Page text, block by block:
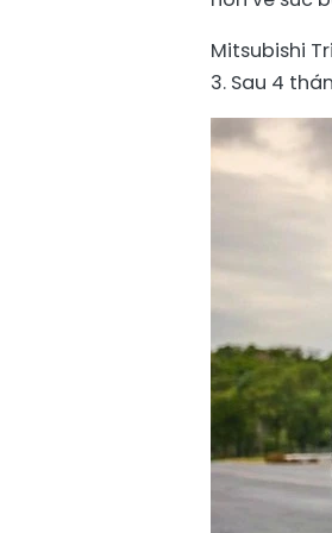
Mitsubishi
3. Sau 4